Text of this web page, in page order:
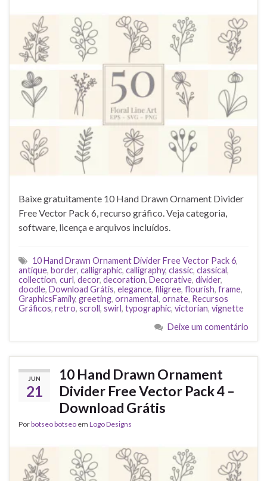
Baixe gratuitamente 10 Hand Drawn Ornament Divider
Free Vector Pack 6, recurso gráfico. Veja categoria,
software, licença e arquivos incluídos.
10 Hand Drawn Ornament Divider Free Vector Pack 6,
antique, border, calligraphic, calligraphy, classic, classical,
collection, curl, decor, decoration, Decorative, divider,
doodle, Download Grátis, elegance, filigree, flourish, frame,
GraphicsFamily, greeting, ornamental, ornate, Recursos
Gráficos, retro, scroll, swirl, typographic, victorian, vignette
Deixe um comentário
JUN
21
10 Hand Drawn Ornament
Divider Free Vector Pack 4 –
Download Grátis
Porbotseo botseo em Logo Designs